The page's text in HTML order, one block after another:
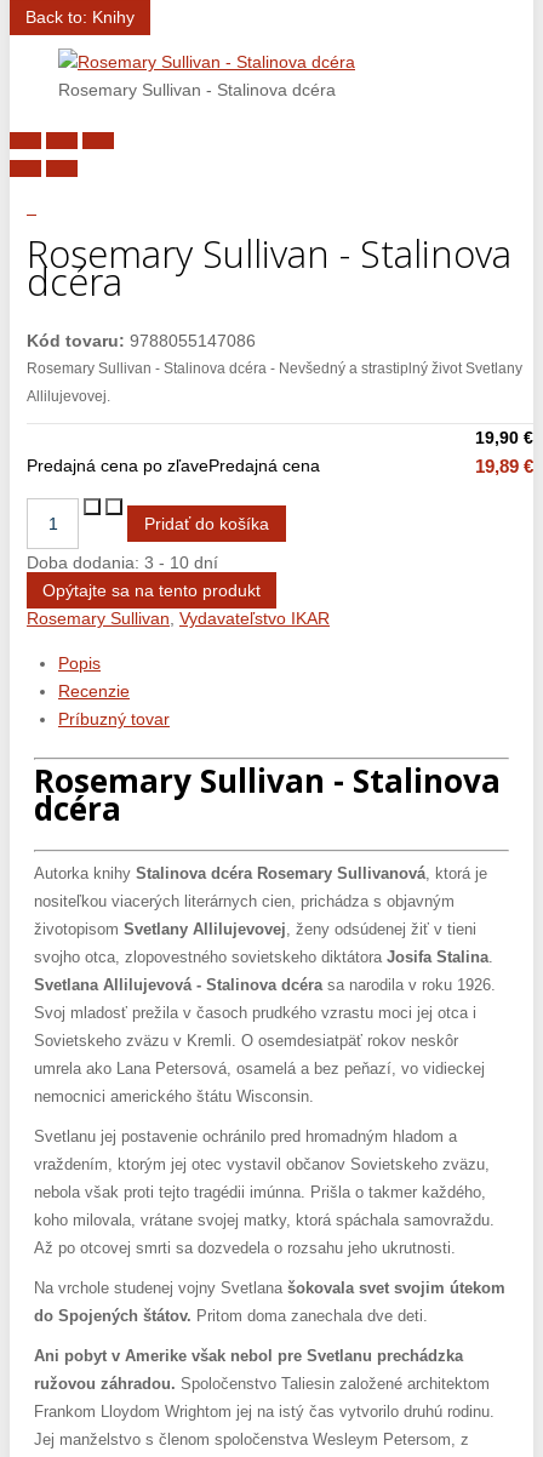
Back to: Knihy
Rosemary Sullivan - Stalinova dcéra
Rosemary Sullivan - Stalinova
dcéra
Kód tovaru: 9788055147086
Rosemary Sullivan - Stalinova dcéra - Nevšedný a strastiplný život Svetlany
Allilujevovej.
19,90 €
Predajná cena po zľavePredajná cena 19,89 €
Doba dodania: 3 - 10 dní
Opýtajte sa na tento produkt
Rosemary Sullivan Vydavateľstvo IKAR
Popis
Recenzie
Príbuzný tovar
Rosemary Sullivan - Stalinova
dcéra
Autorka knihy Stalinova dcéra Rosemary Sullivanová, ktorá je
nositeľkou viacerých literárnych cien, prichádza s objavným
životopisom Svetlany Allilujevovej, ženy odsúdenej žiť v tieni
svojho otca, zlopovestného sovietskeho diktátora Josifa Stalina.
Svetlana Allilujevová - Stalinova dcéra sa narodila v roku 1926.
Svoj mladosť prežila v časoch prudkého vzrastu moci jej otca i
Sovietskeho zväzu v Kremli. O osemdesiatpäť rokov neskôr
umrela ako Lana Petersová, osamelá a bez peňazí, vo vidieckej
nemocnici amerického štátu Wisconsin.
Svetlanu jej postavenie ochránilo pred hromadným hladom a
vraždením, ktorým jej otec vystavil občanov Sovietskeho zväzu,
nebola však proti tejto tragédii imúnna. Prišla o takmer každého,
koho milovala, vrátane svojej matky, ktorá spáchala samovraždu.
Až po otcovej smrti sa dozvedela o rozsahu jeho ukrutnosti.
Na vrchole studenej vojny Svetlana šokovala svet svojim útekom
do Spojených štátov. Pritom doma zanechala dve deti.
Ani pobyt v Amerike však nebol pre Svetlanu prechádzka
ružovou záhradou. Spoločenstvo Taliesin založené architektom
Frankom Lloydom Wrightom jej na istý čas vytvorilo druhú rodinu.
Jej manželstvo s členom spoločenstva Wesleym Petersom, z